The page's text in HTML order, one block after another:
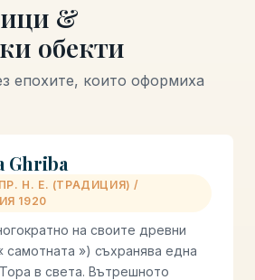
&
обекти
епохите, които оформиха
Ghriba
Н. Е. (ТРАДИЦИЯ) /
1920
на своите древни
самотната ») съхранява една
в света. Вътрешното